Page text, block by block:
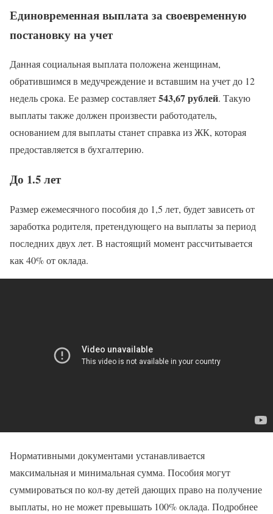
Единовременная выплата за своевременную
постановку на учет
Данная социальная выплата положена женщинам,
обратившимся в медучреждение и вставшим на учет до 12
недель срока. Ее размер составляет543,67 рублей. Такую
выплаты также должен произвести работодатель,
основанием для выплаты станет справка из ЖК, которая
предоставляется в бухгалтерию.
До 1.5 лет
Размер ежемесячного пособия до 1,5 лет, будет зависеть от
заработка родителя, претендующего на выплаты за период
последних двух лет. В настоящий момент рассчитывается
как 40% от оклада.
Нормативными документами устанавливается
максимальная и минимальная сумма. Пособия могут
суммироваться по кол-ву детей дающих право на получение
выплаты, но не может превышать 100% оклада. Подробнее